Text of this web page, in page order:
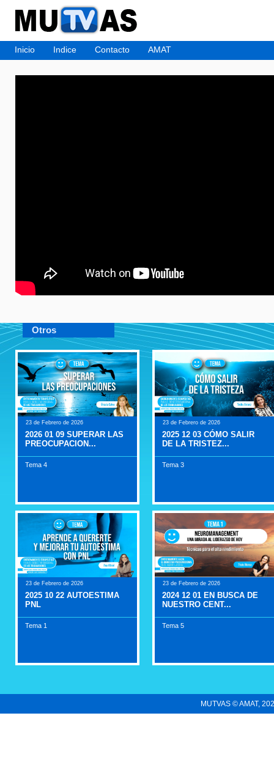
Inicio Indice Contacto AMAT
Otros
23 de Febrero de 2026
2026 01 09 SUPERAR LAS
PREOCUPACION...
Tema 4
23 de Febrero de 2026
2025 12 03 CÓMO SALIR
DE LA TRISTEZ...
Tema 3
23 de Febrero de 2026
2025 10 22 AUTOESTIMA
PNL
Tema 1
23 de Febrero de 2026
2024 12 01 EN BUSCA DE
NUESTRO CENT...
Tema 5
MUTVAS © AMAT,